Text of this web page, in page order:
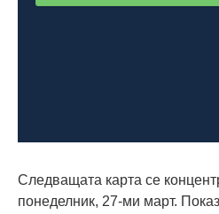
Следващата карта се
понеделник, 27-ми март.